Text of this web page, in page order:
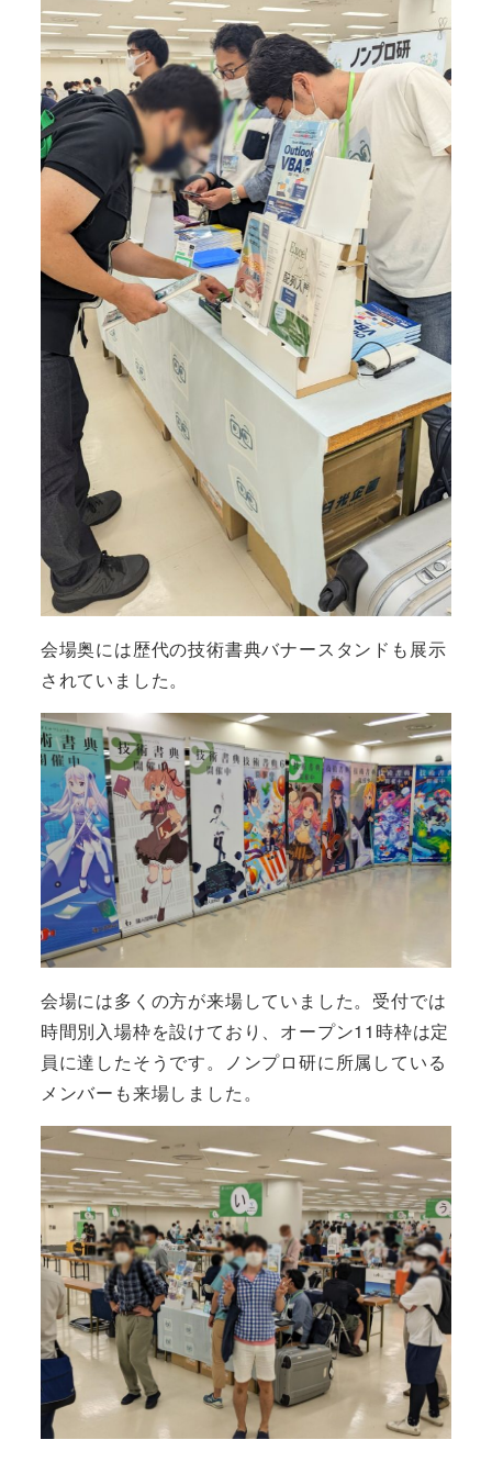
会場奥には歴代の技術書典バナースタンドも展示
されていました。
会場には多くの方が来場していました。受付では
時間別入場枠を設けており、オープン11時枠は定
員に達したそうです。ノンプロ研に所属している
メンバーも来場しました。